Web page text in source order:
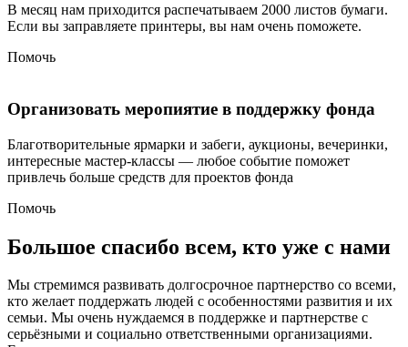
В месяц нам приходится распечатываем 2000 листов бумаги.
Если вы заправляете принтеры, вы нам очень поможете.
Помочь
Организовать меропиятие в поддержку фонда
Благотворительные ярмарки и забеги, аукционы, вечеринки,
интересные мастер-классы — любое событие поможет
привлечь больше средств для проектов фонда
Помочь
Большое спасибо всем, кто уже с нами
Мы стремимся развивать долгосрочное партнерство со всеми,
кто желает поддержать людей с особенностями развития и их
семьи. Мы очень нуждаемся в поддержке и партнерстве с
серьёзными и социально ответственными организациями.